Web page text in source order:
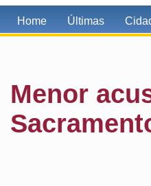
Home Últimas
Menor